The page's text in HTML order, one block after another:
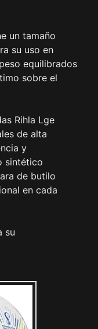
un tamaño
su uso en
equilibrados
sobre el
Rihla Lge
de alta
y
sintético
de butilo
en cada
su